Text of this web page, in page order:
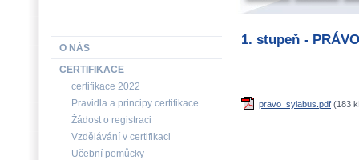
1. stupeň - PRÁVO
pravo_sylabus.pdf (183
O NÁS
CERTIFIKACE
certifikace 2022+
Pravidla a principy certifikace
Žádost o registraci
Vzdělávání v certifikaci
Učební pomůcky